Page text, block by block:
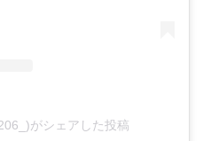
がシェアした投稿